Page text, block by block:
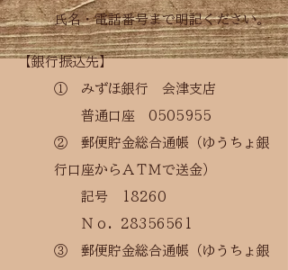
氏名・電話番号まで明記ください。
【銀行振込先】
① みずほ銀行 会津支店
普通口座 0505955
② 郵便貯金総合通帳（ゆうちょ銀
行口座からＡＴＭで送金）
記号 18260
​ Ｎｏ. 28356561
③ 郵便貯金総合通帳（ゆうちょ銀